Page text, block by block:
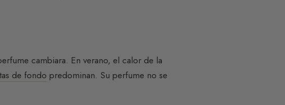
cambiara. En verano, el calor de la
de fondo predominan. Su perfume no se